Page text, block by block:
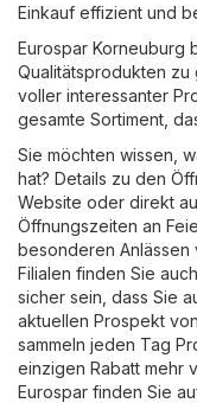
Einkauf effizient und
Eurospar Korneuburg
Qualitätsprodukten zu
voller interessanter
gesamte Sortiment,
Sie möchten wissen,
hat? Details zu den
Website oder direkt
Öffnungszeiten an
besonderen Anlässen
Filialen finden Sie
sicher sein, dass Sie
aktuellen Prospekt
sammeln jeden Tag
einzigen Rabatt mehr
Eurospar finden Sie